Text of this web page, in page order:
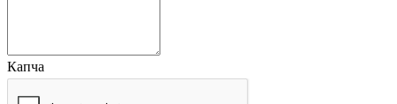
Капча